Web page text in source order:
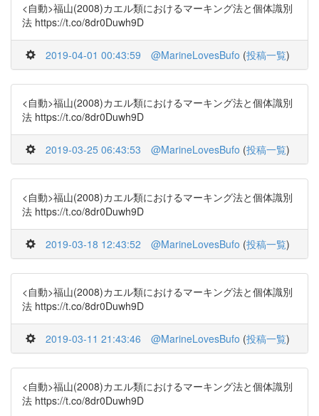
<自動>福山(2008)カエル類におけるマーキング法と個体識別
法 https://t.co/8dr0Duwh9D
2019-04-01 00:43:59 @MarineLovesBufo (投稿一覧)
<自動>福山(2008)カエル類におけるマーキング法と個体識別
法 https://t.co/8dr0Duwh9D
2019-03-25 06:43:53 @MarineLovesBufo (投稿一覧)
<自動>福山(2008)カエル類におけるマーキング法と個体識別
法 https://t.co/8dr0Duwh9D
2019-03-18 12:43:52 @MarineLovesBufo (投稿一覧)
<自動>福山(2008)カエル類におけるマーキング法と個体識別
法 https://t.co/8dr0Duwh9D
2019-03-11 21:43:46 @MarineLovesBufo (投稿一覧)
<自動>福山(2008)カエル類におけるマーキング法と個体識別
法 https://t.co/8dr0Duwh9D